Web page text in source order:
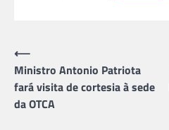
Navegação
de
Post
⟵
Ministro Antonio Patriota
fará visita de cortesia à sede
da OTCA